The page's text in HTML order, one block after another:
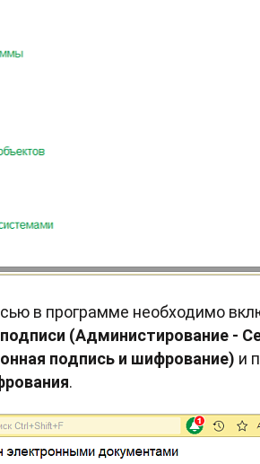
в программе необходимо
(Администирование -
подпись и шифрование) и
.